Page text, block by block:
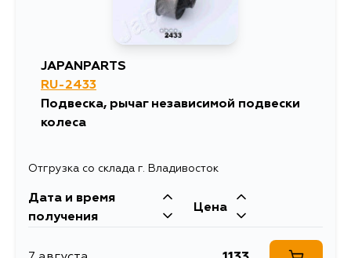
JAPANPARTS
RU-2433
Подвеска, рычаг независимой подвески
колеса
Отгрузка со склада г. Владивосток
Дата и время
получения
Цена